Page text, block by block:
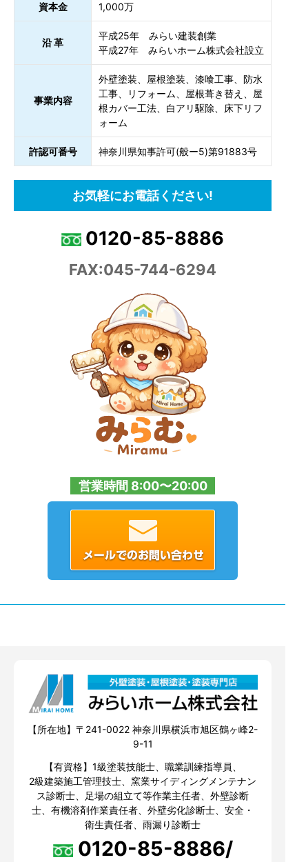
資本金 1,000万
沿 革
平成25年 みらい建装創業
平成27年 みらいホーム株式会社設立
事業内容
外壁塗装、屋根塗装、漆喰工事、防水
工事、リフォーム、屋根葺き替え、屋
根カバー工法、白アリ駆除、床下リフ
ォーム
許認可番号 神奈川県知事許可(般ー5)第91883号
お気軽にお電話ください!
0120-85-8886
FAX:045-744-6294
営業時間 8:00〜20:00
【所在地】〒241-0022 神奈川県横浜市旭区鶴ヶ峰2-
9-11
【有資格】1級塗装技能士、職業訓練指導員、
2級建築施工管理技士、窯業サイディングメンテナン
ス診断士、足場の組立て等作業主任者、外壁診断
士、有機溶剤作業責任者、外壁劣化診断士、安全・
衛生責任者、雨漏り診断士
0120-85-8886/